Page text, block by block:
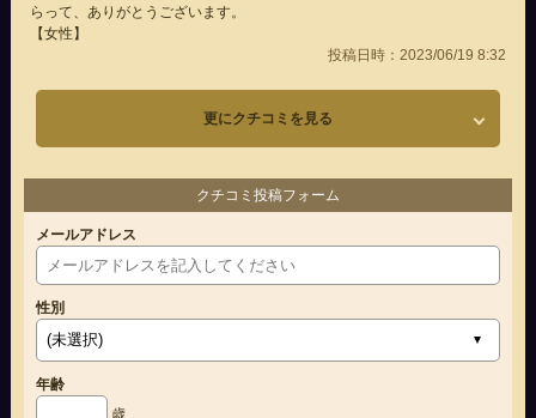
らって、ありがとうございます。
【女性】
投稿日時：2023/06/19 8:32
更にクチコミを見る
クチコミ投稿フォーム
メールアドレス
性別
年齢
歳